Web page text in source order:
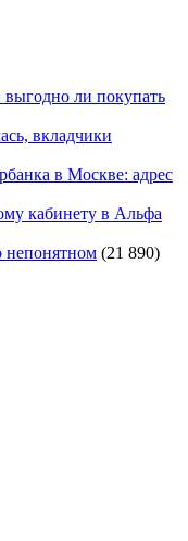
ли покупать
вкладчики
в Москве: адрес
кабинету в Альфа
непонятном (21 890)